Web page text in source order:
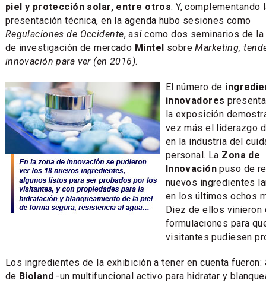
piel y protección solar, entre otros. Y, complementando
presentación técnica, en la agenda hubo sesiones como
Regulaciones de Occidente, así como dos seminarios de la
de investigación de mercado Mintel sobreMarketing,
innovación para ver (en 2016).
El número de
innovadores
la exposición
vez más el liderazgo
en la industria del
personal. La Zona de
Innovación puso de
nuevos ingredientes
en los últimos ochos
Diez de ellos vinieron
formulaciones para
visitantes pudiesen
Los ingredientes de la exhibición a tener en cuenta fueron:
de Bioland -un multifuncional activo para hidratar y